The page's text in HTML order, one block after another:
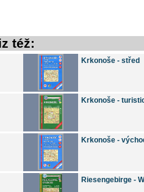
též:
Krkonoše - střed
Krkonoše -
Krkonoše -
Riesengebirge -